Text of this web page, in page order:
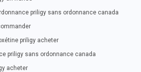
priligy sans ordonnance canada
priligy acheter
priligy sans ordonnance canada
acheter